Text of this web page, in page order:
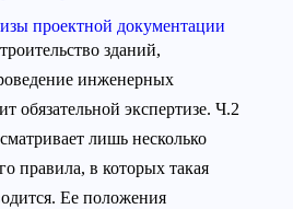
проектной документации
зданий,
инженерных
обязательной экспертизе. Ч.2
лишь несколько
правила, в которых такая
Ее положения